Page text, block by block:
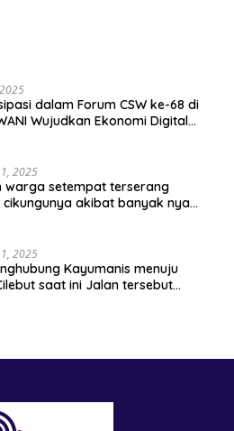
dalam Forum CSW ke-68 di
Wujudkan Ekonomi Digital
2025
warga setempat terserang
akibat banyak nya
2025
Kayumanis menuju
saat ini Jalan tersebut